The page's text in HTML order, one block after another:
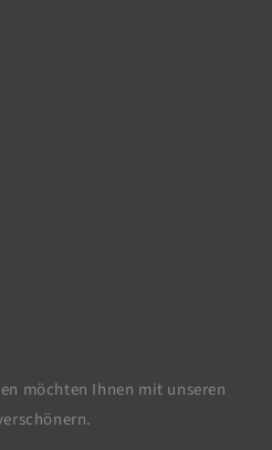
möchten Ihnen mit unseren